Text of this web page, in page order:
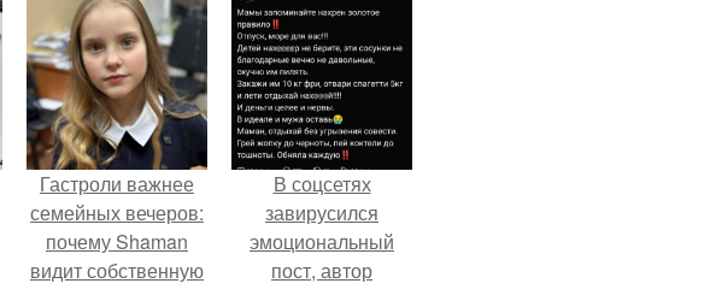
сказка из книг по
саморазвитию.
Гастроли важнее
семейных вечеров:
почему Shaman
видит собственную
В соцсетях
завирусился
эмоциональный
пост, автор